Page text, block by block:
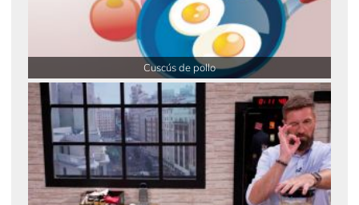
Cuscús de pollo